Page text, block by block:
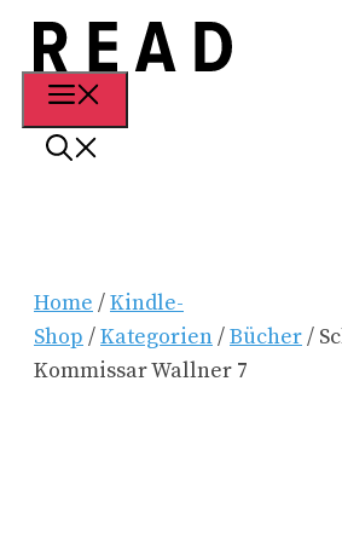
Zum
Inhalt
springen
Home /Kindle-
Shop /Kategorien/Bücher/
Kommissar Wallner 7